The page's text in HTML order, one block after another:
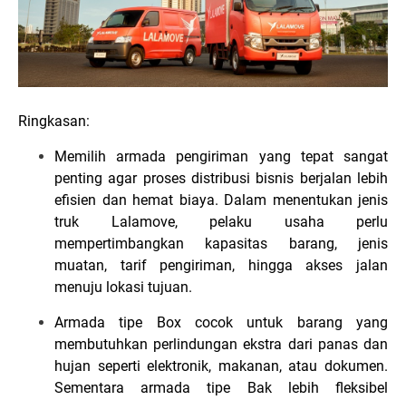
Ringkasan:
Memilih armada pengiriman yang tepat sangat
penting agar proses distribusi bisnis berjalan lebih
efisien dan hemat biaya. Dalam menentukan jenis
truk Lalamove, pelaku usaha perlu
mempertimbangkan kapasitas barang, jenis
muatan, tarif pengiriman, hingga akses jalan
menuju lokasi tujuan.
Armada tipe Box cocok untuk barang yang
membutuhkan perlindungan ekstra dari panas dan
hujan seperti elektronik, makanan, atau dokumen.
Sementara armada tipe Bak lebih fleksibel